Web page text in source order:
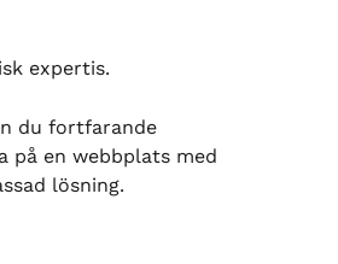
expertis.
du fortfarande
på en webbplats med
lösning.